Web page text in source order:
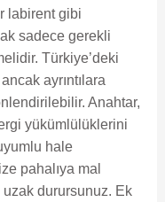
labirent gibi
sadece gerekli
Türkiye’deki
ayrıntılara
Anahtar,
yükümlülüklerini
hale
pahalıya mal
durursunuz. Ek